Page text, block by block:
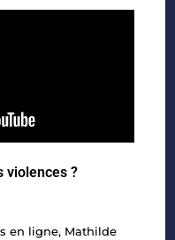
violences ?
en ligne, Mathilde